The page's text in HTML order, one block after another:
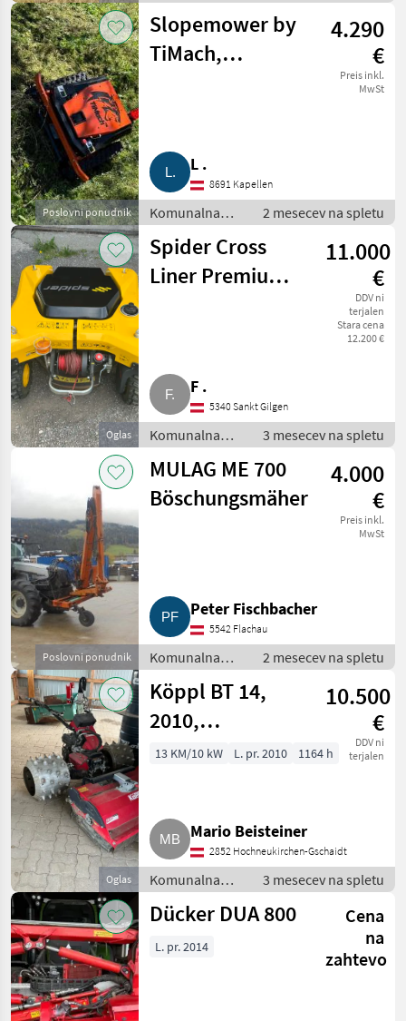
oprema /
Kosilnica za
brežine
Poslovni ponudnik
Slopemower by
TiMach,
4.290
€
Preis inkl.
MwSt
L .
8691 Kapellen
Komunalna
oprema /
Kosilnica za
brežine
2 mesecev na spletu
Oglas
Spider Cross
Liner Premium,
11.000
€
DDV ni
terjalen
Stara cena
12.200 €
F .
5340 Sankt Gilgen
Komunalna
oprema /
Kosilnica za
brežine
3 mesecev na spletu
Poslovni ponudnik
MULAG ME 700
Böschungsmäher
4.000
€
Preis inkl.
MwSt
Peter Fischbacher
5542 Flachau
Komunalna
oprema /
Kosilnica za
brežine
2 mesecev na spletu
Oglas
Köppl BT 14,
2010,
Schlegelmäher
10.500
€
DDV ni
terjalen
13 KM/10 kW L. pr. 2010 1164 h
Mario Beisteiner
2852 Hochneukirchen-Gschaidt
Komunalna
oprema /
Kosilnica za
3 mesecev na spletu
Dücker DUA 800
Cena
na
zahtevo
L. pr. 2014